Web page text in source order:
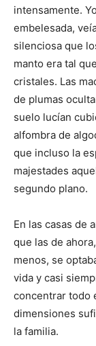
intensamente.
embelesada,
silenciosa que
manto era tal
cristales. Las
de plumas
suelo lucían
alfombra de
que incluso la
majestades
segundo plano.
En las casas de
que las de
menos, se
vida y casi
concentrar todo
dimensiones
la familia.